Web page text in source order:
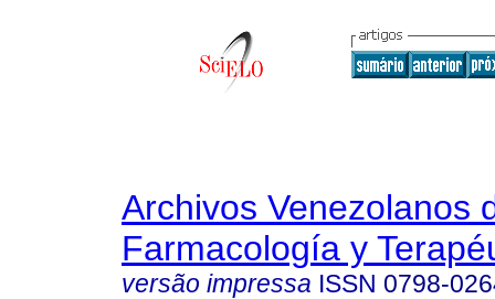
Archivos Venezolanos
Farmacología y
versão impressa ISSN 0798-